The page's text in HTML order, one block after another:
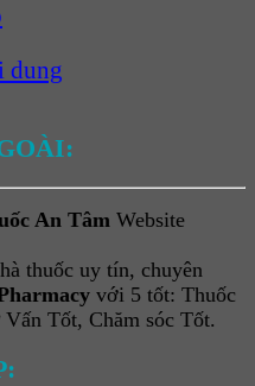
dung
An Tâm Website
thuốc uy tín, chuyên
với 5 tốt: Thuốc
Tốt, Chăm sóc Tốt.